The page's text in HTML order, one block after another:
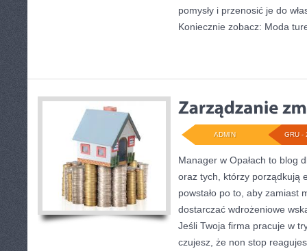
pomysły i przenosić je do
Koniecznie zobacz: Moda
GRU -
ADMIN
Manager w Opałach to blog
oraz tych, którzy porządkują
powstało po to, aby zamiast
dostarczać wdrożeniowe
Jeśli Twoja firma pracuje w
czujesz, że non stop